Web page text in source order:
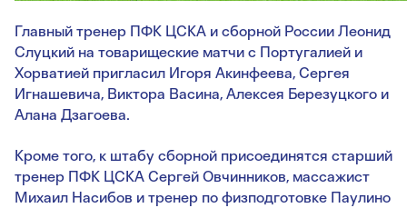
Главный тренер ПФК ЦСКА и сборной России Леонид
Слуцкий на товарищеские матчи с Португалией и
Хорватией пригласил Игоря Акинфеева, Сергея
Игнашевича, Виктора Васина, Алексея Березуцкого и
Алана Дзагоева.
Кроме того, к штабу сборной присоединятся старший
тренер ПФК ЦСКА Сергей Овчинников, массажист
Михаил Насибов и тренер по физподготовке Паулино